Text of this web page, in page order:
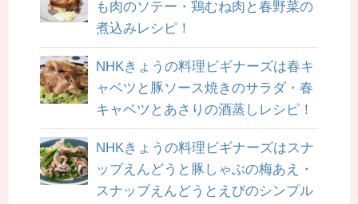
も肉のソテー・鶏むね肉と春野菜の
煮込みレシピ！
NHKきょうの料理ビギナーズは春キ
ャベツと豚ソース焼きのサラダ・春
キャベツとあさりの酒蒸しレシピ！
NHKきょうの料理ビギナーズはスナ
ップえんどうと豚しゃぶの梅あえ・
スナップえんどうとえびのシンプル